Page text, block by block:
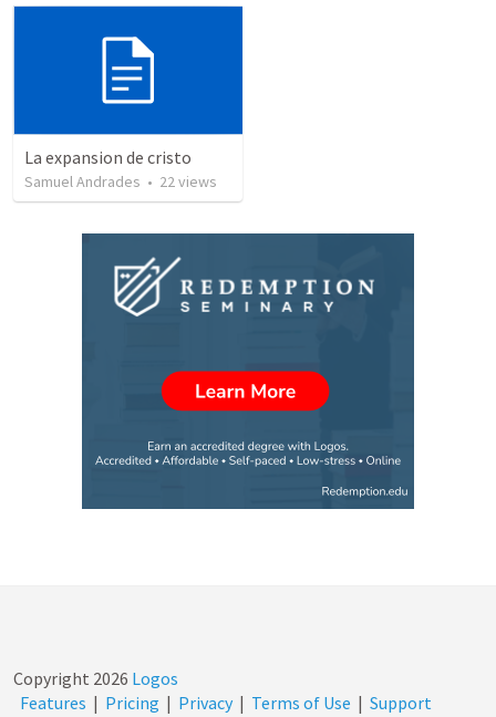
La expansion de cristo
Samuel Andrades • 22views
Copyright 2026 Logos
Features | Pricing | Privacy | Terms of Use | Support